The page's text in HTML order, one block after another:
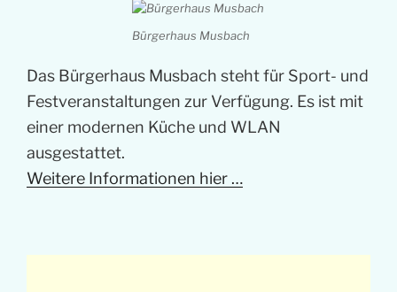
Bürgerhaus Musbach
Das Bürgerhaus Musbach steht für Sport- und
Festveranstaltungen zur Verfügung. Es ist mit
einer modernen Küche und WLAN
ausgestattet.
Weitere Informationen hier …